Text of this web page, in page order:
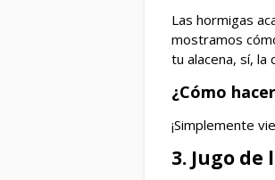
Las hormigas
mostramos
tu alacena, sí,
¿Cómo
¡Simplemente
3. Jugo de